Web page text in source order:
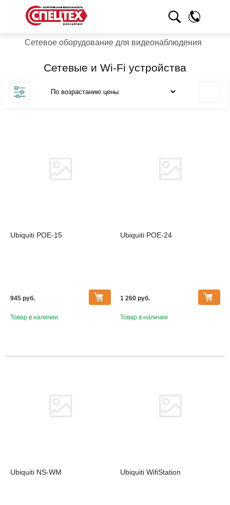
Сетевое оборудование для видеонаблюдения
Сетевые и Wi-Fi устройства
Ubiquiti POE-15
945 pуб.
Товар в наличии
Ubiquiti POE-24
1 260 pуб.
Товар в наличии
Ubiquiti NS-WM Ubiquiti WifiStation